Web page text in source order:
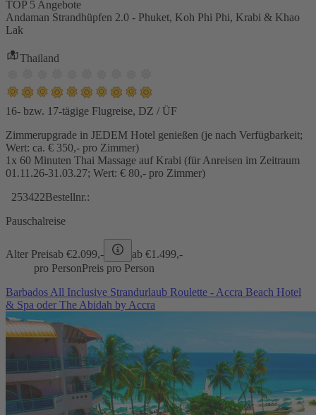
TOP 5 Angebote
Andaman Strandhüpfen 2.0 - Phuket, Koh Phi Phi, Krabi & Khao
Lak
Thailand
16- bzw. 17-tägige Flugreise, DZ / ÜF
Zimmerupgrade in JEDEM Hotel genießen (je nach Verfügbarkeit;
Wert: ca. € 350,- pro Zimmer)
1x 60 Minuten Thai Massage auf Krabi (für Anreisen im Zeitraum
01.11.26-31.03.27; Wert: € 80,- pro Zimmer)
253422Bestellnr.:
Pauschalreise
Alter Preisab €2.099,- ab €1.499,-
pro PersonPreis pro Person
Barbados All Inclusive Strandurlaub Roulette - Accra Beach Hotel
& Spa oder The Abidah by Accra